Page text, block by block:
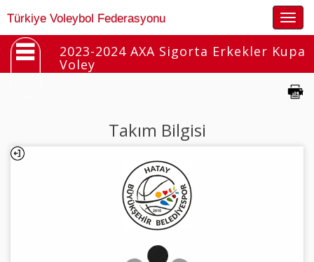
Türkiye Voleybol Federasyonu
2023-2024 AXA Sigorta Erkekler Kupa
Voley
Takım Bilgisi